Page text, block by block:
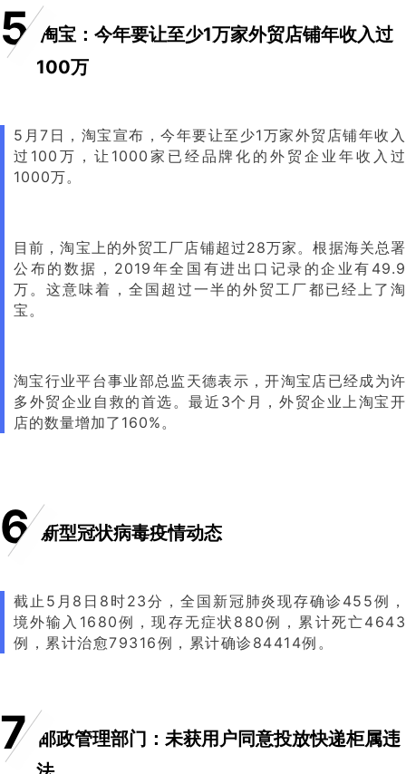
5 淘宝：今年要让至少1万家外贸店铺年收入过
100万
5月7日，淘宝宣布，今年要让至少1万家外贸店铺年收入
过100万，让1000家已经品牌化的外贸企业年收入过
1000万。
目前，淘宝上的外贸工厂店铺超过28万家。根据海关总署
公布的数据，2019年全国有进出口记录的企业有49.9
万。这意味着，全国超过一半的外贸工厂都已经上了淘
宝。
淘宝行业平台事业部总监天德表示，开淘宝店已经成为许
多外贸企业自救的首选。最近3个月，外贸企业上淘宝开
店的数量增加了160%。
6 新型冠状病毒疫情动态
截止5月8日8时23分，全国新冠肺炎现存确诊455例，
境外输入1680例，现存无症状880例，累计死亡4643
例，累计治愈79316例，累计确诊84414例。
7 邮政管理部门：未获用户同意投放快递柜属违